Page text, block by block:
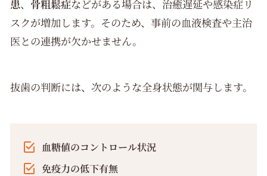
患、 骨粗鬆症などがある場合は、治癒遅延や感染症リ
スクが増加します。そのため、事前の血液検査や主治
医との連携が欠かせません。
抜歯の判断には、次のような全身状態が関与します。
血糖値のコントロール状況
免疫力の低下有無